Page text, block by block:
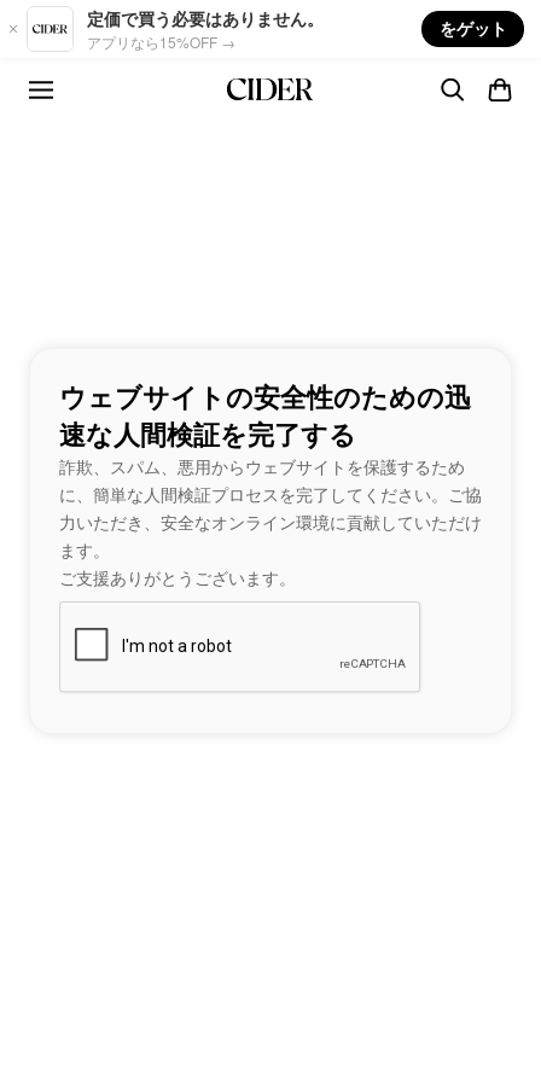
Skip to main content
定価で買う必要はありません。
アプリなら15%OFF →
をゲット
ウェブサイトの安全性のための迅
速な人間検証を完了する
詐欺、スパム、悪用からウェブサイトを保護するため
に、簡単な人間検証プロセスを完了してください。ご協
力いただき、安全なオンライン環境に貢献していただけ
ます。
ご支援ありがとうございます。